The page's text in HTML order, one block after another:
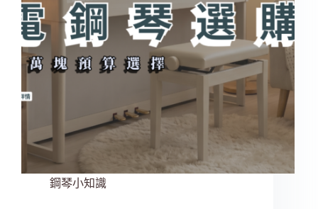
鋼琴小知識